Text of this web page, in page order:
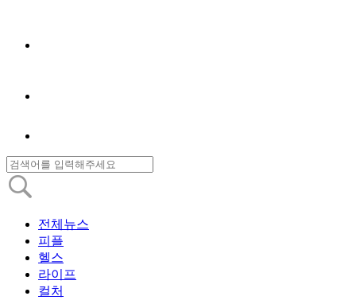
전체뉴스
피플
헬스
라이프
컬처